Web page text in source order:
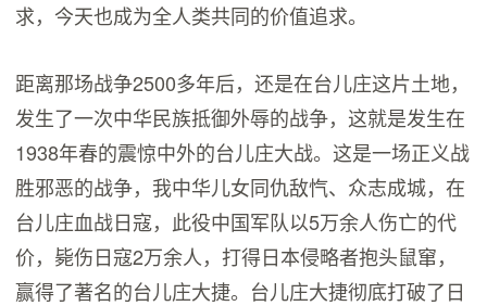
求，今天也成为全人类共同的价值追求。
距离那场战争2500多年后，还是在台儿庄这片土地，
发生了一次中华民族抵御外辱的战争，这就是发生在
1938年春的震惊中外的台儿庄大战。这是一场正义战
胜邪恶的战争，我中华儿女同仇敌忾、众志成城，在
台儿庄血战日寇，此役中国军队以5万余人伤亡的代
价，毙伤日寇2万余人，打得日本侵略者抱头鼠窜，
赢得了著名的台儿庄大捷。台儿庄大捷彻底打破了日